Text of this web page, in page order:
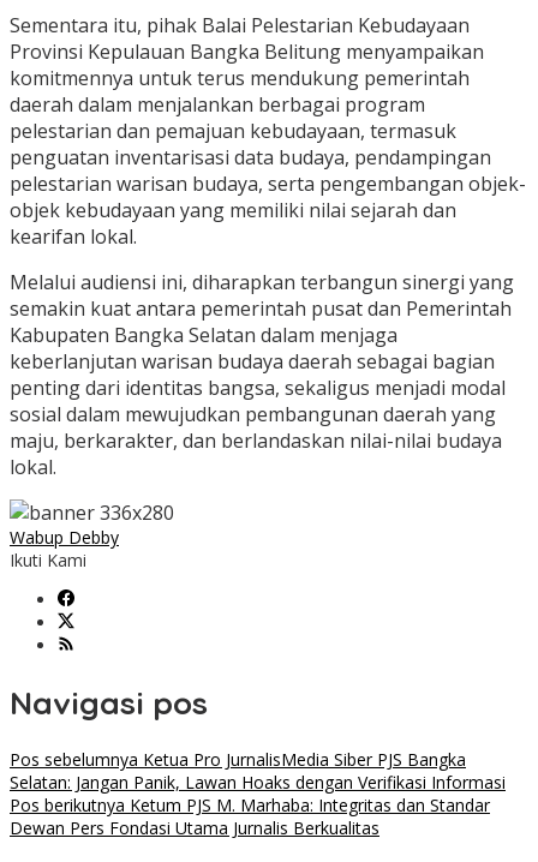
Sementara itu, pihak Balai Pelestarian Kebudayaan
Provinsi Kepulauan Bangka Belitung menyampaikan
komitmennya untuk terus mendukung pemerintah
daerah dalam menjalankan berbagai program
pelestarian dan pemajuan kebudayaan, termasuk
penguatan inventarisasi data budaya, pendampingan
pelestarian warisan budaya, serta pengembangan objek-
objek kebudayaan yang memiliki nilai sejarah dan
kearifan lokal.
Melalui audiensi ini, diharapkan terbangun sinergi yang
semakin kuat antara pemerintah pusat dan Pemerintah
Kabupaten Bangka Selatan dalam menjaga
keberlanjutan warisan budaya daerah sebagai bagian
penting dari identitas bangsa, sekaligus menjadi modal
sosial dalam mewujudkan pembangunan daerah yang
maju, berkarakter, dan berlandaskan nilai-nilai budaya
lokal.
Wabup Debby
Ikuti Kami
Navigasi pos
Pos sebelumnya Ketua Pro JurnalisMedia Siber PJS Bangka
Selatan: Jangan Panik, Lawan Hoaks dengan Verifikasi Informasi
Pos berikutnya Ketum PJS M. Marhaba: Integritas dan Standar
Dewan Pers Fondasi Utama Jurnalis Berkualitas